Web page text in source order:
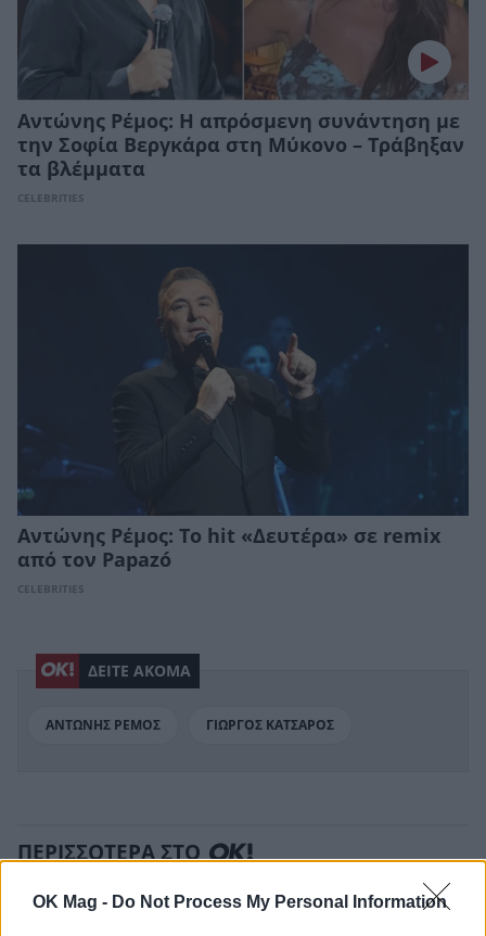
OK Mag - Do Not Process My Personal Information
Αντώνης Ρέμος: Η απρόσμενη συνάντηση με
την Σοφία Βεργκάρα στη Μύκονο – Τράβηξαν
τα βλέμματα
CELEBRITIES
Αντώνης Ρέμος: Το hit «Δευτέρα» σε remix
από τον Papazó
CELEBRITIES
ΔΕΙΤΕ ΑΚΟΜΑ
ΑΝΤΩΝΗΣ ΡΕΜΟΣ ΓΙΩΡΓΟΣ ΚΑΤΣΑΡΟΣ
ΠΕΡΙΣΣΟΤΕΡΑ ΣΤΟ